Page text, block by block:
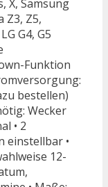
X, Samsung
Z3, Z5,
G4, G5
Funktion
bestellen)
Wecker
• 2
einstellbar •
12-